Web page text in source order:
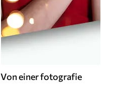
Von einer fotografie